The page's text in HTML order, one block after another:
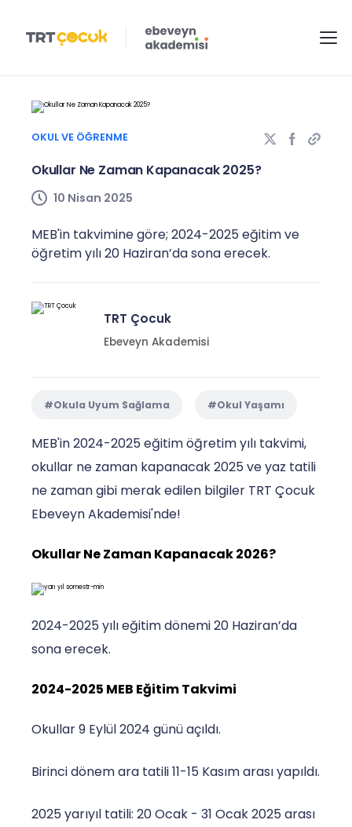
OKUL VE ÖĞRENME
Okullar Ne Zaman Kapanacak 2025?
10 Nisan 2025
MEB'in takvimine göre; 2024-2025 eğitim ve
öğretim yılı 20 Haziran’da sona erecek.
TRT Çocuk
Ebeveyn Akademisi
#Okula Uyum Sağlama #Okul Yaşamı
MEB'in 2024-2025 eğitim öğretim yılı takvimi,
okullar ne zaman kapanacak 2025 ve yaz tatili
ne zaman gibi merak edilen bilgiler TRT Çocuk
Ebeveyn Akademisi'nde!
Okullar Ne Zaman Kapanacak 2026?
2024-2025 yılı eğitim dönemi 20 Haziran’da
sona erecek.
2024-2025 MEB Eğitim Takvimi
Okullar 9 Eylül 2024 günü açıldı.
Birinci dönem ara tatili 11-15 Kasım arası yapıldı.
2025 yarıyıl tatili: 20 Ocak - 31 Ocak 2025 arası